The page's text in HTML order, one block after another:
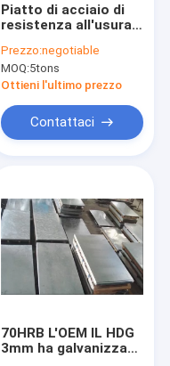
Piatto di acciaio di
resistenza all'usura
del piatto del acciaio
al carbonio del piatto
d'acciaio del grado
A572 di acciaio al
carbonio
Prezzo:negotiable
MOQ:5tons
Ottieni l'ultimo prezzo
Contattaci
70HRB L'OEM IL HDG
3mm ha galvanizzato